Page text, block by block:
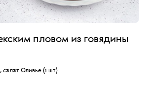
пловом из говядины
салат Оливье (1 шт)